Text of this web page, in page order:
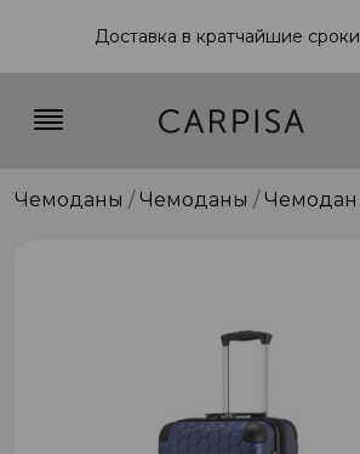
Доставка в кратчайшие сроки
Чемоданы Чемоданы Чемодан